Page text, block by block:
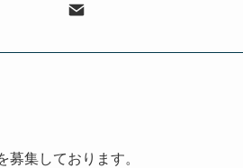
集しております。